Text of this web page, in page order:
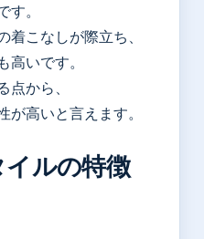
。
こなしが際立ち、
高いです。
から、
が高いと言えます。
ルの特徴